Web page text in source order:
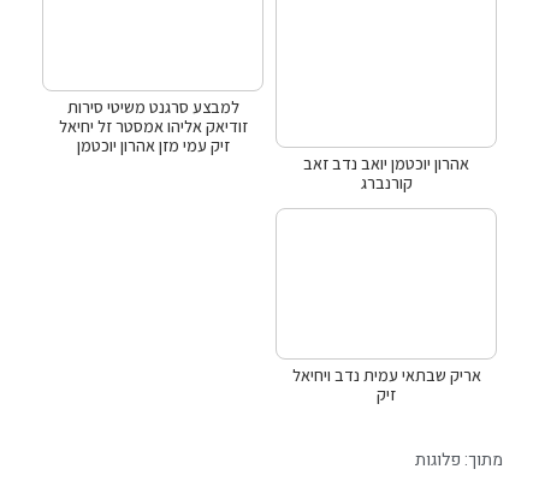
אהרון יוכטמן יואב נדב זאב
קורנברג
אריק שבתאי עמית נדב ויחיאל
זיק
למבצע סרגנט משיטי סירות
זודיאק אליהו אמסטר זל יחיאל
זיק עמי מזן אהרון יוכטמן
מתוך: פלוגות